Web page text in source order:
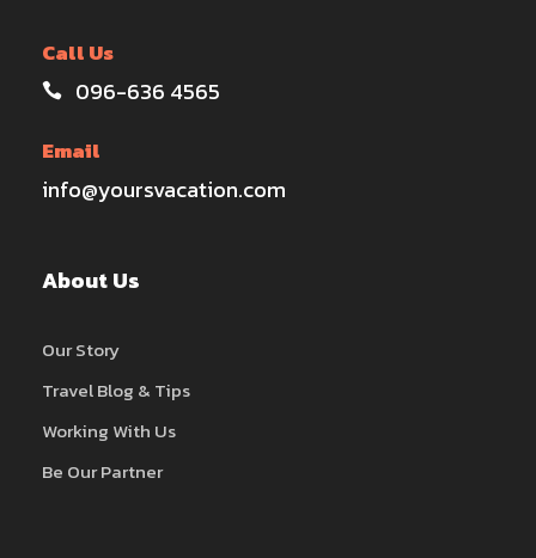
Call Us
096-636 4565
Email
info@yoursvacation.com
About Us
Our Story
Travel Blog & Tips
Working With Us
Be Our Partner